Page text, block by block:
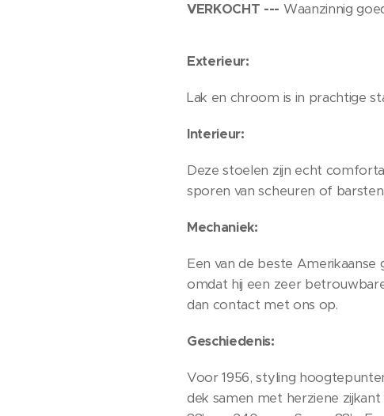
VERKOCHT --- Waanzinnig
Exterieur:
Lak en chroom is in prachtige
Interieur:
Deze stoelen zijn echt
sporen van scheuren of barsten.
Mechaniek:
Een van de beste
omdat hij een zeer
dan contact met ons op.
Geschiedenis:
Voor 1956, styling
dek samen met herziene